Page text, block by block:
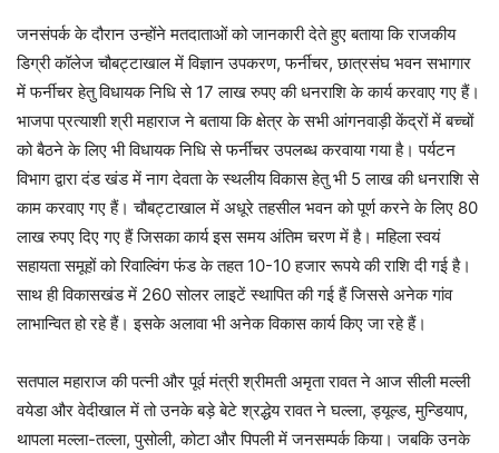
जनसंपर्क के दौरान उन्होंने मतदाताओं को जानकारी देते हुए बताया कि राजकीय
डिग्री कॉलेज चौबट्टाखाल में विज्ञान उपकरण, फर्नीचर, छात्रसंघ भवन सभागार
में फर्नीचर हेतु विधायक निधि से 17 लाख रुपए की धनराशि के कार्य करवाए गए हैं।
भाजपा प्रत्याशी श्री महाराज ने बताया कि क्षेत्र के सभी आंगनवाड़ी केंद्रों में बच्चों
को बैठने के लिए भी विधायक निधि से फर्नीचर उपलब्ध करवाया गया है। पर्यटन
विभाग द्वारा दंड खंड में नाग देवता के स्थलीय विकास हेतु भी 5 लाख की धनराशि से
काम करवाए गए हैं। चौबट्टाखाल में अधूरे तहसील भवन को पूर्ण करने के लिए 80
लाख रुपए दिए गए हैं जिसका कार्य इस समय अंतिम चरण में है। महिला स्वयं
सहायता समूहों को रिवाल्विंग फंड के तहत 10-10 हजार रूपये की राशि दी गई है।
साथ ही विकासखंड में 260 सोलर लाइटें स्थापित की गई हैं जिससे अनेक गांव
लाभान्वित हो रहे हैं। इसके अलावा भी अनेक विकास कार्य किए जा रहे हैं।
सतपाल महाराज की पत्नी और पूर्व मंत्री श्रीमती अमृता रावत ने आज सीली मल्ली
वयेडा और वेदीखाल में तो उनके बड़े बेटे श्रद्धेय रावत ने घल्ला, ड्यूल्ड, मुन्डियाप,
थापला मल्ला-तल्ला, पुसोली, कोटा और पिपली में जनसम्पर्क किया। जबकि उनके